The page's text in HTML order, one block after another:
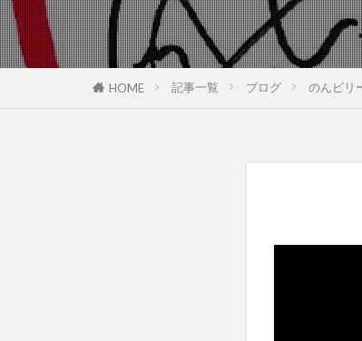
HOME 記事一覧 ブログ のんビリ